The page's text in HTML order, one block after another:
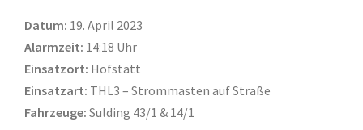
Datum: 19. April 2023
Alarmzeit: 14:18 Uhr
Einsatzort: Hofstätt
Einsatzart: THL3 – Strommasten auf Straße
Fahrzeuge: Sulding 43/1 & 14/1